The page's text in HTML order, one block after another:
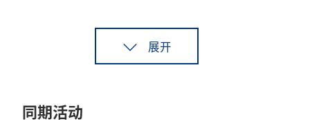
展开
同期活动